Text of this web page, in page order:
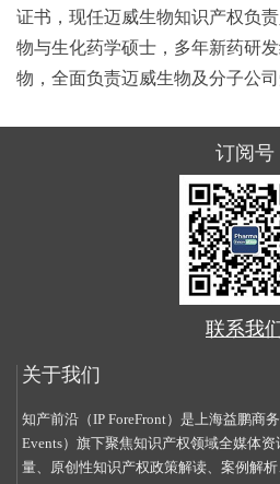
证书，现任迈威生物知识产权负
物与生化药学硕士，多年新药研
物，全面负责迈威生物及分子公司
订阅号
联系我
关于我们
知产前沿（IP ForeFront）是上海益鹏商
Events）旗下聚焦知识产权领域全媒体
量、原创性知识产权政策解读、案例解